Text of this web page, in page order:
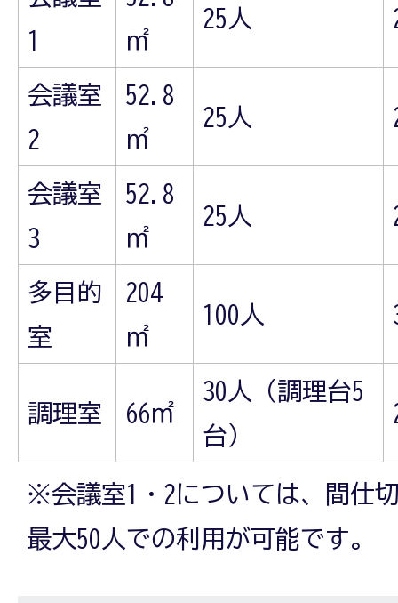
1
㎡
25人
会議室
2
52.8
㎡
25人
会議室
3
52.8
㎡
25人
多目的
室
204
㎡
100人
調理室 66㎡
30人（調理台5
台）
※会議室1・2については、間仕
最大50人での利用が可能です。